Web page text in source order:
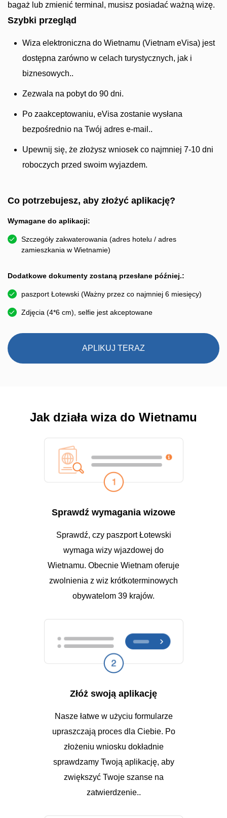
bagaż lub zmienić terminal, musisz posiadać ważną wizę.
Szybki przegląd
Wiza elektroniczna do Wietnamu (Vietnam eVisa) jest
dostępna zarówno w celach turystycznych, jak i
biznesowych..
Zezwala na pobyt do 90 dni.
Po zaakceptowaniu, eVisa zostanie wysłana
bezpośrednio na Twój adres e-mail..
Upewnij się, że złożysz wniosek co najmniej 7-10 dni
roboczych przed swoim wyjazdem.
Co potrzebujesz, aby złożyć aplikację?
Wymagane do aplikacji:
Szczegóły zakwaterowania (adres hotelu / adres
zamieszkania w Wietnamie)
Dodatkowe dokumenty zostaną przesłane później.:
paszport Łotewski (Ważny przez co najmniej 6 miesięcy)
Zdjęcia (4*6 cm), selfie jest akceptowane
APLIKUJ TERAZ
Jak działa wiza do Wietnamu
Sprawdź wymagania wizowe
Sprawdź, czy paszport Łotewski
wymaga wizy wjazdowej do
Wietnamu. Obecnie Wietnam oferuje
zwolnienia z wiz krótkoterminowych
obywatelom 39 krajów.
Złóż swoją aplikację
Nasze łatwe w użyciu formularze
upraszczają proces dla Ciebie. Po
złożeniu wniosku dokładnie
sprawdzamy Twoją aplikację, aby
zwiększyć Twoje szanse na
zatwierdzenie..